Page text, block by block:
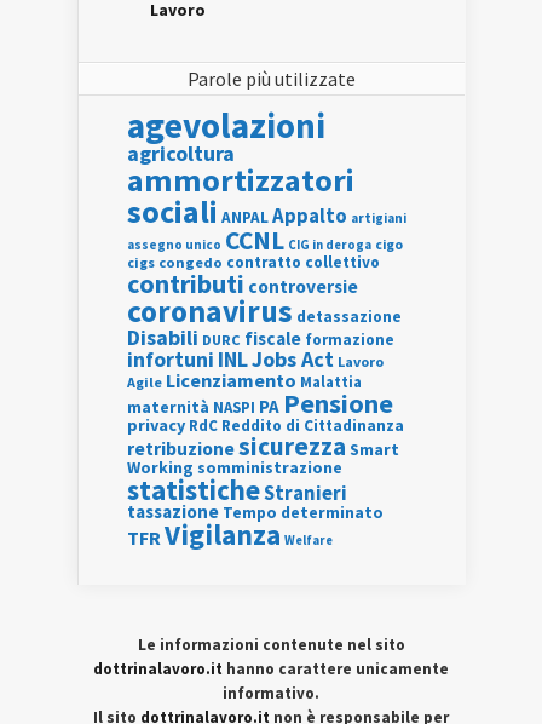
Lavoro
Parole più utilizzate
agevolazioni
agricoltura
ammortizzatori
sociali ANPALAppalto artigiani
assegno unico CCNL CIG in deroga cigo
cigs congedo contratto collettivo
contributi controversie
coronavirus detassazione
Disabili DURC fiscale formazione
infortuni INLJobs Act Lavoro
Agile Licenziamento Malattia
maternità NASPI PA Pensione
privacy RdC Reddito di Cittadinanza
retribuzionesicurezza Smart
Working somministrazione
statisticheStranieri
tassazione Tempo determinato
TFRVigilanza Welfare
Le informazioni contenute nel sito
dottrinalavoro.it hanno carattere unicamente
informativo.
Il sito dottrinalavoro.it non è responsabile per